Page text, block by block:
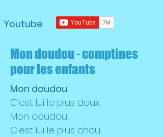
Youtube
Mon doudou - comptines
pour les enfants
Mon doudou
C’est lui le plus doux.
Mon doudou,
C’est lui le plus chou.